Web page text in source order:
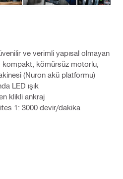
ve verimli yapısal olmayan
kömürsüz motorlu,
(Nuron akü platformu)
LED ışık
klikli ankraj
1: 3000 devir/dakika